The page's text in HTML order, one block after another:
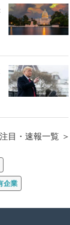
注目・速報一覧
企業